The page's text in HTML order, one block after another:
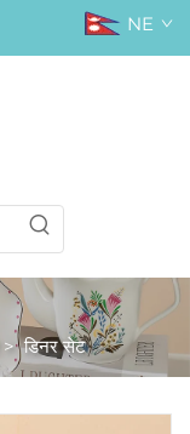
NE
>डिनर सेट